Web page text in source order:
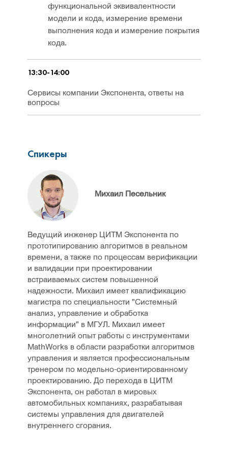
функциональной эквивалентности
модели и кода, измерение времени
выполнения кода и измерение покрытия
кода.
13:30-14:00
Сервисы компании Экспонента, ответы на
вопросы
Спикеры
Михаил Песельник
Ведущий инженер ЦИТМ Экспонента по
прототипированию алгоритмов в реальном
времени, а также по процессам верификации
и валидации при проектировании
встраиваемых систем повышенной
надежности. Михаил имеет квалификацию
магистра по специальности "Системный
анализ, управление и обработка
информации" в МГУЛ. Михаил имеет
многолетний опыт работы с инструментами
MathWorks в области разработки алгоритмов
управления и является профессиональным
тренером по модельно-ориентированному
проектированию. До перехода в ЦИТМ
Экспонента, он работал в мировых
автомобильных компаниях, разрабатывая
системы управления для двигателей
внутреннего сгорания.